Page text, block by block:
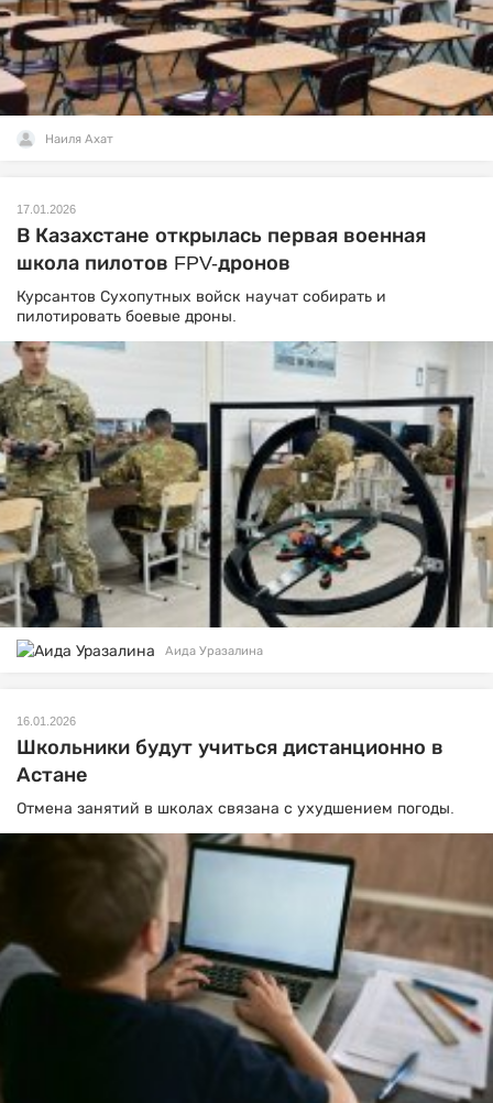
Наиля Ахат
17.01.2026
В Казахстане открылась первая военная
школа пилотов FPV-дронов
Курсантов Сухопутных войск научат собирать и
пилотировать боевые дроны.
Аида Уразалина
16.01.2026
Школьники будут учиться дистанционно в
Астане
Отмена занятий в школах связана с ухудшением погоды.